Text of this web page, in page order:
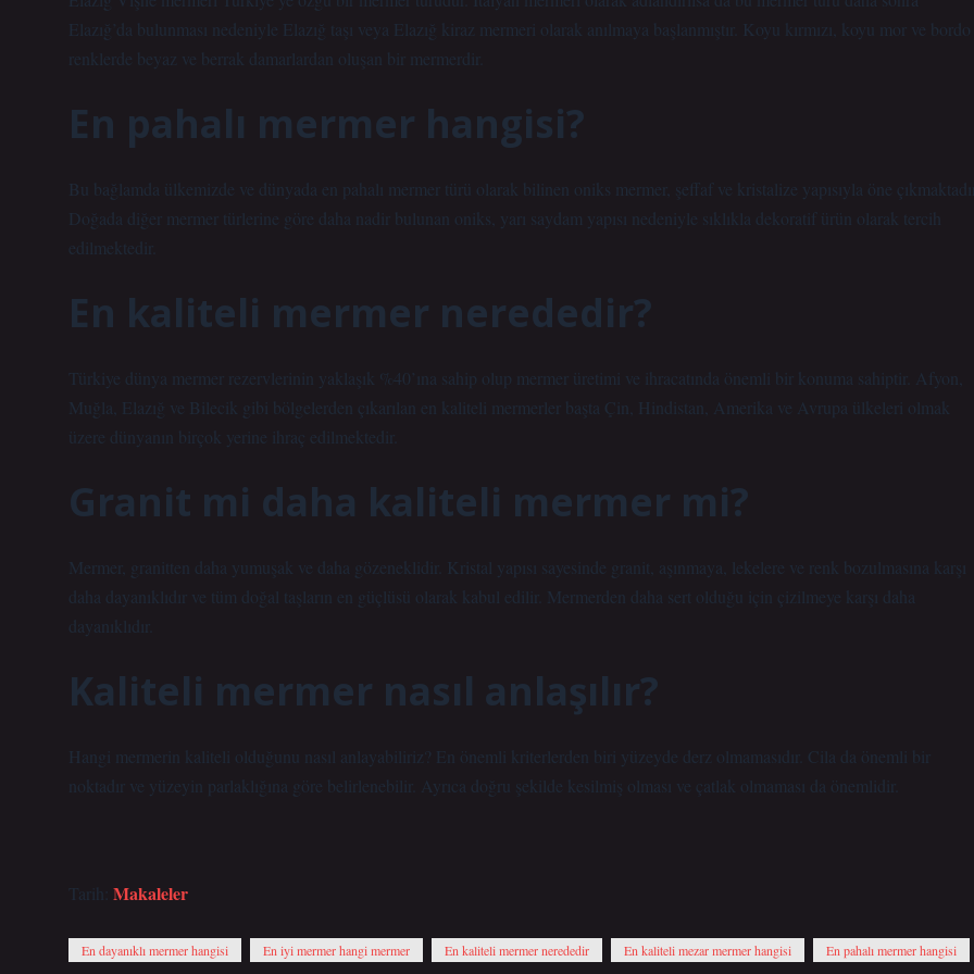
Elazığ’da bulunması nedeniyle Elazığ taşı veya Elazığ kiraz mermeri olarak anılmaya başlanmıştır. Koyu kırmızı, koyu mor ve bordo
renklerde beyaz ve berrak damarlardan oluşan bir mermerdir.
En pahalı mermer hangisi?
Bu bağlamda ülkemizde ve dünyada en pahalı mermer türü olarak bilinen oniks mermer, şeffaf ve kristalize yapısıyla öne
Doğada diğer mermer türlerine göre daha nadir bulunan oniks, yarı saydam yapısı nedeniyle sıklıkla dekoratif ürün olarak tercih
edilmektedir.
En kaliteli mermer nerededir?
Türkiye dünya mermer rezervlerinin yaklaşık %40’ına sahip olup mermer üretimi ve ihracatında önemli bir konuma sahiptir. Afyon,
Muğla, Elazığ ve Bilecik gibi bölgelerden çıkarılan en kaliteli mermerler başta Çin, Hindistan, Amerika ve Avrupa ülkeleri olmak
üzere dünyanın birçok yerine ihraç edilmektedir.
Granit mi daha kaliteli mermer mi?
Mermer, granitten daha yumuşak ve daha gözeneklidir. Kristal yapısı sayesinde granit, aşınmaya, lekelere ve renk bozulmasına karşı
daha dayanıklıdır ve tüm doğal taşların en güçlüsü olarak kabul edilir. Mermerden daha sert olduğu için çizilmeye karşı daha
dayanıklıdır.
Kaliteli mermer nasıl anlaşılır?
Hangi mermerin kaliteli olduğunu nasıl anlayabiliriz? En önemli kriterlerden biri yüzeyde derz olmamasıdır. Cila da önemli bir
noktadır ve yüzeyin parlaklığına göre belirlenebilir. Ayrıca doğru şekilde kesilmiş olması ve çatlak olmaması da önemlidir.
Tarih: Makaleler
En dayanıklı mermer hangisi En iyi mermer hangi mermer En kaliteli mermer nerededir En kaliteli mezar mermer hangisi En pahalı mermer hangisi